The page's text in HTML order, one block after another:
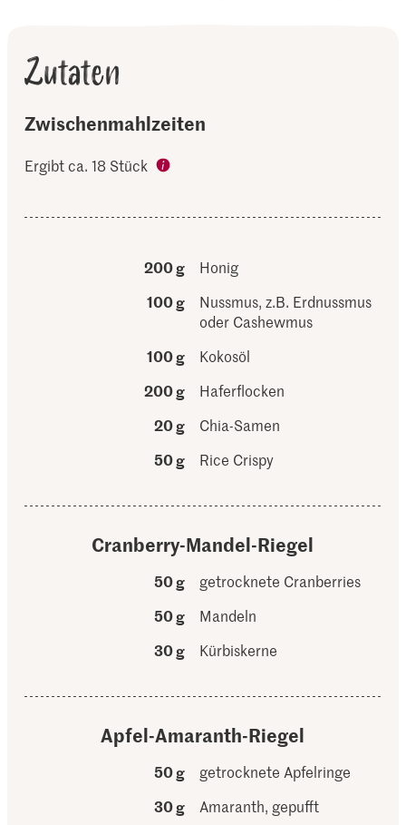
Zutaten
Zwischenmahlzeiten
Ergibt ca. 18 Stück
200 g
Honig
100 g
Nussmus, z.B. Erdnussmus
oder Cashewmus
100 g
Kokosöl
200 g
Haferflocken
20 g
Chia-Samen
50 g
Rice Crispy
Cranberry-Mandel-Riegel
50 g
getrocknete Cranberries
50 g
Mandeln
30 g
Kürbiskerne
Apfel-Amaranth-Riegel
50 g
getrocknete Apfelringe
30 g
Amaranth, gepufft